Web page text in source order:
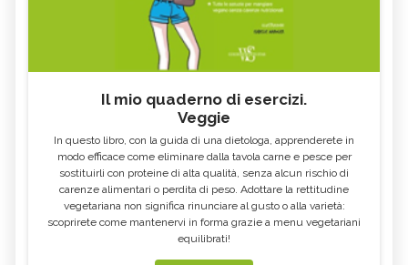
Il mio quaderno di esercizi.
Veggie
In questo libro, con la guida di una dietologa, apprenderete in
modo efficace come eliminare dalla tavola carne e pesce per
sostituirli con proteine di alta qualità, senza alcun rischio di
carenze alimentari o perdita di peso. Adottare la rettitudine
vegetariana non significa rinunciare al gusto o alla varietà:
scoprirete come mantenervi in forma grazie a menu vegetariani
equilibrati!